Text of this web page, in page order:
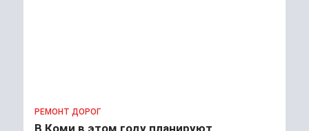
РЕМОНТ ДОРОГ
В Коми в этом году планируют